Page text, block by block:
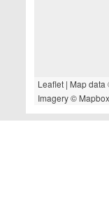
Leaflet| Map data
Imagery © Mapbox